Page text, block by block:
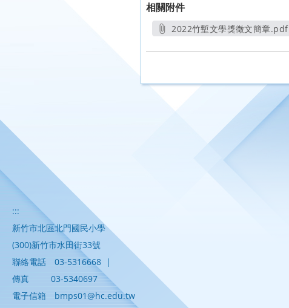
相關附件
2022竹塹文學獎徵文簡章.pdf
:::
新竹市北區北門國民小學
(300)新竹市水田街33號
聯絡電話
03-5316668 |
傳真
03-5340697
電子信箱
bmps01@hc.edu.tw